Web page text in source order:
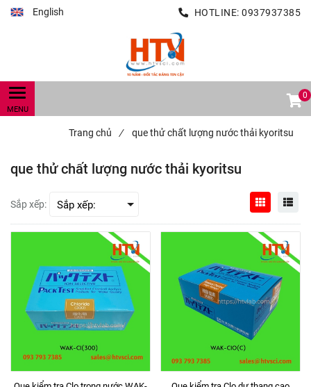
English HOTLINE: 0937937385
0
Trang chủ / que thử chất lượng nước thải kyoritsu
que thử chất lượng nước thải kyoritsu
Sắp xếp: